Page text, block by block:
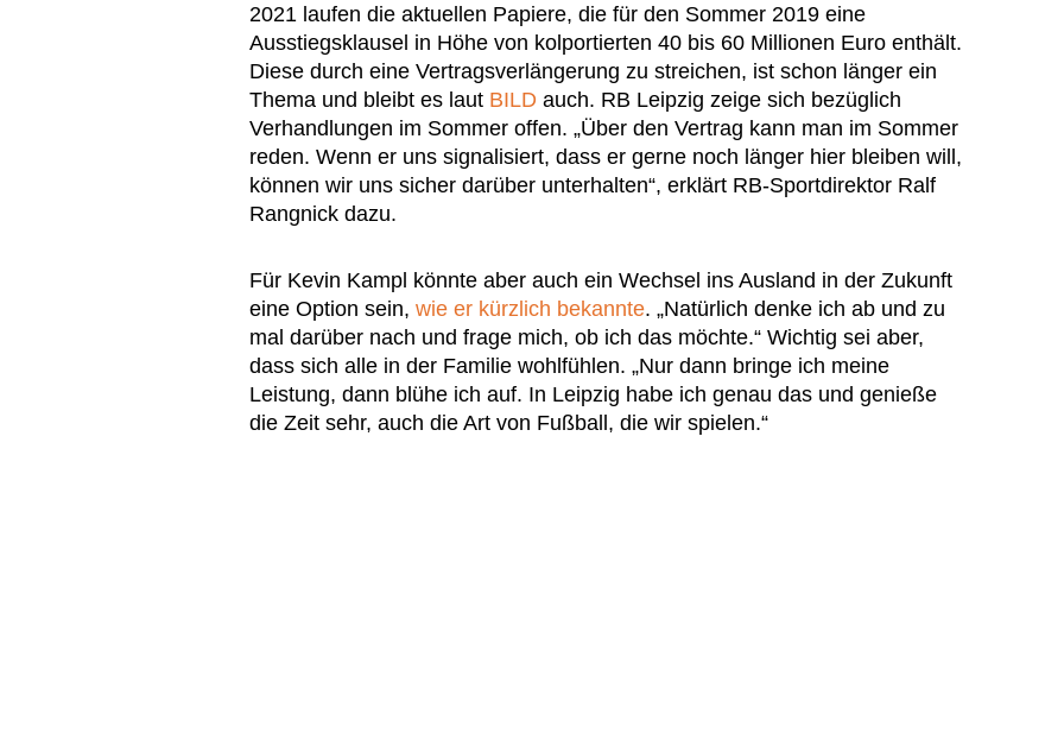
2021 laufen die aktuellen Papiere, die für den Sommer 2019 eine
Ausstiegsklausel in Höhe von kolportierten 40 bis 60 Millionen Euro enthält.
Diese durch eine Vertragsverlängerung zu streichen, ist schon länger ein
Thema und bleibt es laut BILD auch. RB Leipzig zeige sich bezüglich
Verhandlungen im Sommer offen. „Über den Vertrag kann man im Sommer
reden. Wenn er uns signalisiert, dass er gerne noch länger hier bleiben will,
können wir uns sicher darüber unterhalten“, erklärt RB-Sportdirektor Ralf
Rangnick dazu.
Für Kevin Kampl könnte aber auch ein Wechsel ins Ausland in der Zukunft
eine Option sein, wie er kürzlich bekannte. „Natürlich denke ich ab und zu
mal darüber nach und frage mich, ob ich das möchte.“ Wichtig sei aber,
dass sich alle in der Familie wohlfühlen. „Nur dann bringe ich meine
Leistung, dann blühe ich auf. In Leipzig habe ich genau das und genieße
die Zeit sehr, auch die Art von Fußball, die wir spielen.“